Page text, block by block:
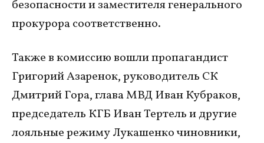
безопасности и заместителя генерального
прокурора соответственно.
Также в комиссию вошли пропагандист
Григорий Азаренок, руководитель СК
Дмитрий Гора, глава МВД Иван Кубраков,
председатель КГБ Иван Тертель и другие
лояльные режиму Лукашенко чиновники,